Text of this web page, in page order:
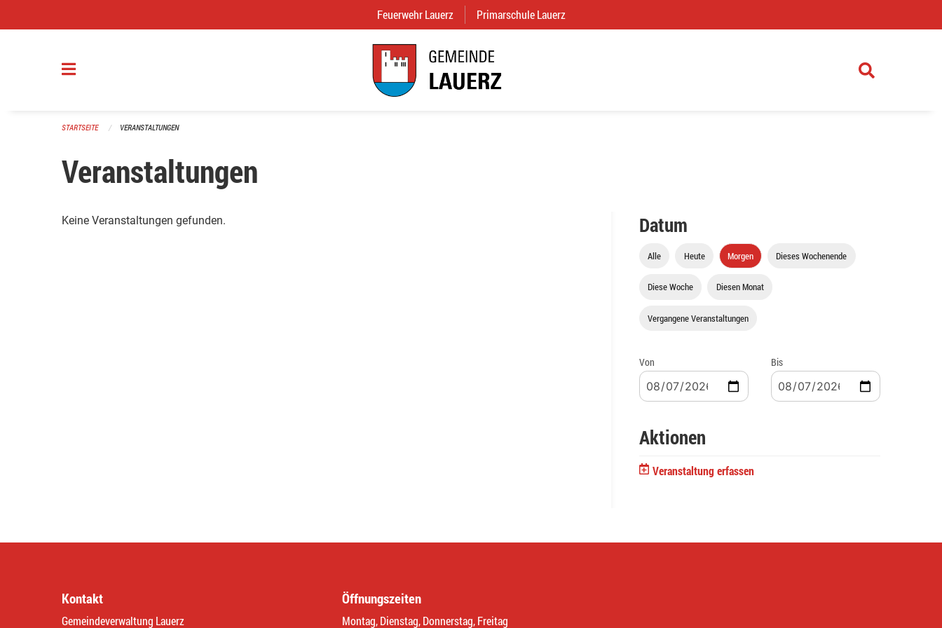
Feuerwehr Lauerz (External Link)
Primarschule Lauerz
STARTSEITE VERANSTALTUNGEN
Veranstaltungen
Keine Veranstaltungen gefunden. Datum
Alle Heute Morgen Dieses Wochenende
Diese Woche Diesen Monat
Vergangene Veranstaltungen
Von Bis
Aktionen
Veranstaltung erfassen
Kontakt
Gemeindeverwaltung Lauerz
Öffnungszeiten
Montag, Dienstag, Donnerstag, Freitag